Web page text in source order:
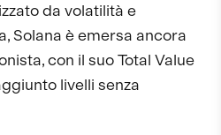
da volatilità e
Solana è emersa ancora
con il suo Total Value
livelli senza